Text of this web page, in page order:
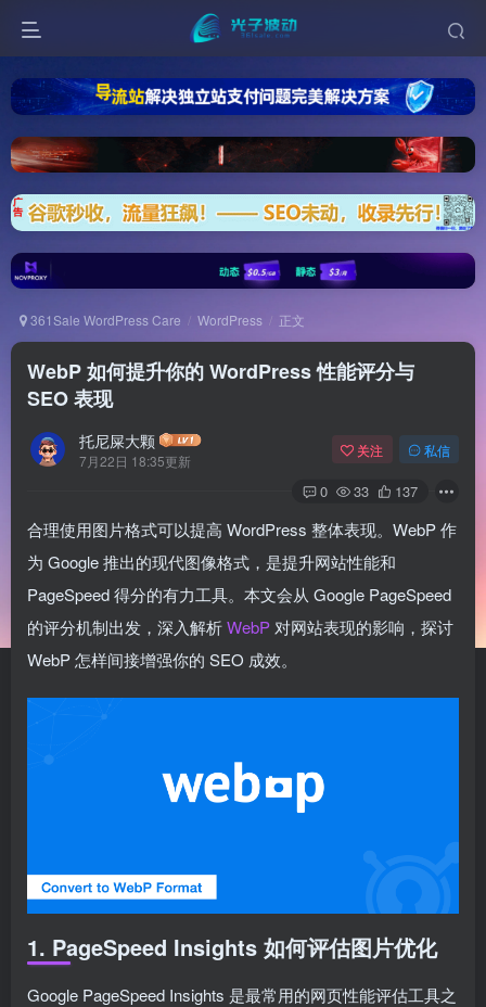
361Sale WordPress Care WordPress 正文
WebP 如何提升你的 WordPress 性能评分与
SEO 表现
托尼屎大颗
7月22日 18:35更新
关注 私信
0 33 137
合理使用图片格式可以提高 WordPress 整体表现。WebP 作
为 Google 推出的现代图像格式，是提升网站性能和
PageSpeed 得分的有力工具。本文会从 Google PageSpeed
的评分机制出发，深入解析WebP 对网站表现的影响，探讨
WebP 怎样间接增强你的 SEO 成效。
1. PageSpeed Insights 如何评估图片优化
Google PageSpeed Insights 是最常用的网页性能评估工具之